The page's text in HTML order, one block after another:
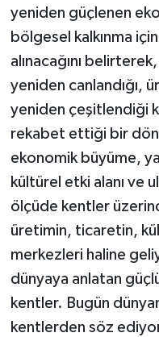
yeniden güçlenen
bölgesel kalkınma
alınacağını
yeniden canlandığı,
yeniden çeşitlendiği
rekabet ettiği bir
ekonomik büyüme,
kültürel etki alanı ve
ölçüde kentler
üretimin, ticaretin,
merkezleri haline
dünyaya anlatan
kentler. Bugün
kentlerden söz